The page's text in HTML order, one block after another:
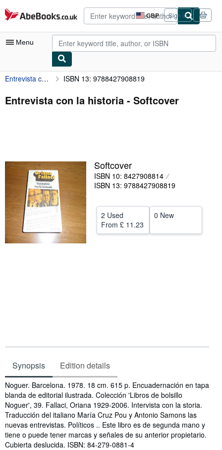
Skip to main content
AbeBooks.co.uk GBP
Site
shopping
preferences
Sign in
Menu
My Account
My Purchases
Art & Collectables
Textbooks
Sellers
Start Selling
Help
Entrevista con la historia ISBN 13: 9788427908819
Entrevista con la historia - Softcover
Softcover
ISBN 10: 8427908814
ISBN 13: 9788427908819
2 Used
From £ 11.23
0 New
Synopsis Edition details
Synopsis
Noguer. Barcelona. 1978. 18 cm. 615 p. Encuadernación en tapa
blanda de editorial ilustrada. Colección 'Libros de bolsillo
Noguer', 39. Fallaci, Oriana 1929-2006. Intervista con la storia.
Traducción del italiano María Cruz Pou y Antonio Samons las
nuevas entrevistas. Políticos .. Este libro es de segunda mano y
tiene o puede tener marcas y señales de su anterior propietario.
Cubierta deslucida. ISBN: 84-279-0881-4